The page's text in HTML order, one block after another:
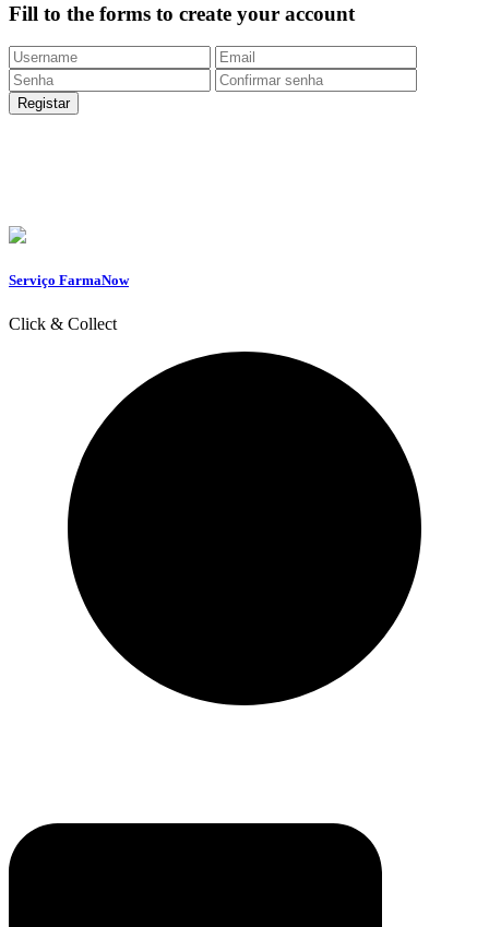
Fill to the forms to create your account
Serviço FarmaNow
Click & Collect